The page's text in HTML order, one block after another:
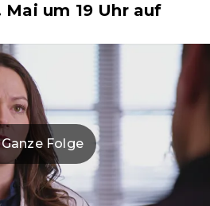
Mai um 19 Uhr auf
Ganze Folge